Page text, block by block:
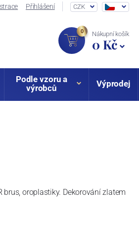
Přihlášení CZK
0 Nákupní košík
0 Kč
Podle vzoru a
výrobců
Výprodej
oroplastiky. Dekorování zlatem